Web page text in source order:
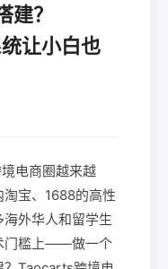
建？
让小白也
电商圈越来越
宝、1688的高性
外华人和留学生
门槛上——做一个